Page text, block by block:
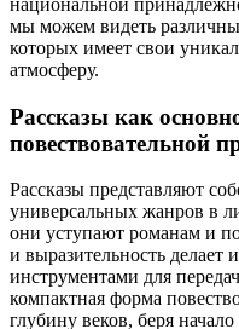
мы можем видеть
которых имеет свои
атмосферу.
Рассказы как
повествовательной
Рассказы представляют
универсальных жанров в
они уступают романам и
и выразительность
инструментами для
компактная форма
глубину веков, беря